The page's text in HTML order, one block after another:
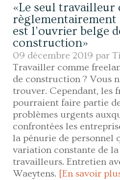
«Le seul travailleur
règlementairement
est l’ouvrier belge
construction»
09 décembre 2019 par
Travailler comme
de construction ? Vous
trouver. Cependant, les
pourraient faire partie
problèmes urgents
confrontées les
la pénurie de personnel
variation constante de la
travailleurs. Entretien
Waeytens. [En savoir